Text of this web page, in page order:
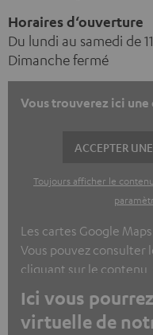
Horaires d‘ouverture
Du lundi au samedi de
Dimanche fermé
Vous trouverez ici une
ACCEPTER
Toujours afficher le
Les cartes Google
Vous pouvez consulter
cliquant sur le
avec le fait que le
Des données
transmises à une tierce
Ici vous
virtuelle de